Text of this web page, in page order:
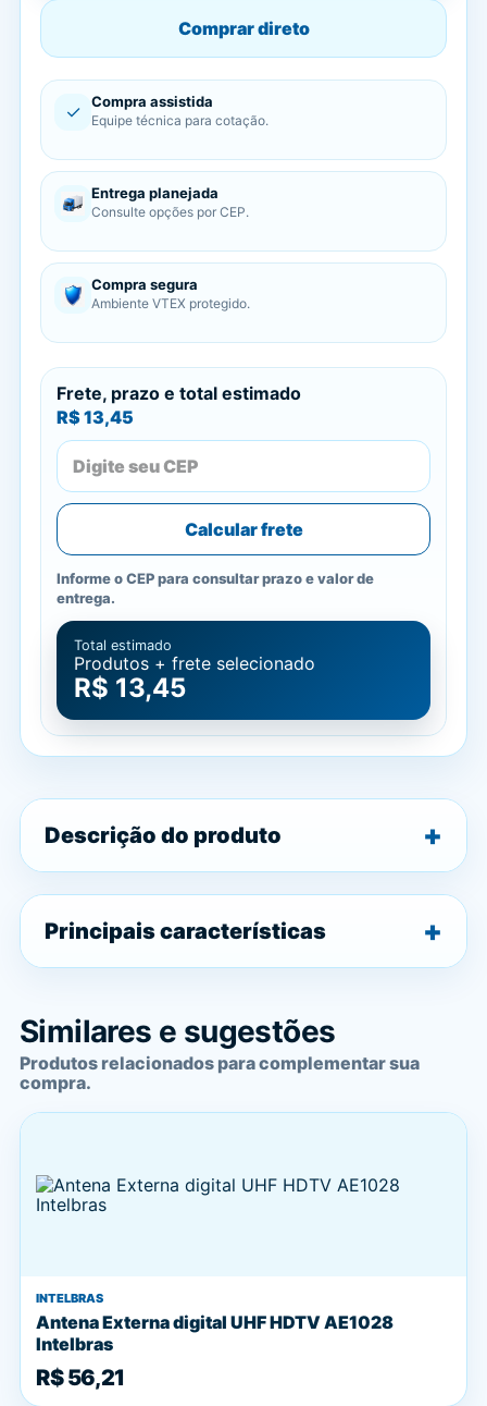
Comprar direto
✓ Compra assistida
Equipe técnica para cotação.
Entrega planejada
Consulte opções por CEP.
Compra segura
Ambiente VTEX protegido.
Frete, prazo e total estimado
R$ 13,45
Calcular frete
Informe o CEP para consultar prazo e valor de
entrega.
Total estimado
Produtos + frete selecionado
R$ 13,45
Descrição do produto
Principais características
Similares e sugestões
Produtos relacionados para complementar sua
compra.
INTELBRAS
Antena Externa digital UHF HDTV AE1028
Intelbras
R$ 56,21